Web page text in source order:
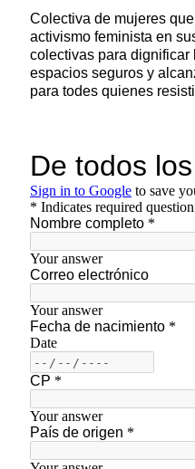
Colectiva de mujeres
activismo feminista en
colectivas para dignificar
espacios seguros y
para todes quienes